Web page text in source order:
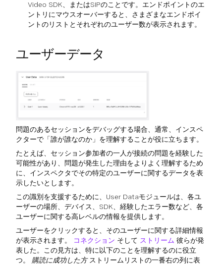
Video SDK、またはSIPのことです。エンドポイントのエ
ントリにマウスオーバーすると、さまざまなエンドポイ
ントのリストとそれぞれのユーザー数が表示されます。
ユーザーデータ
問題のあるセッションをデバッグする場合、通常、インスペ
クターで「誰が誰なのか」を理解することが役に立ちます。
たとえば、セッション参加者の一人が接続の問題を経験した
可能性があり、問題が発生した理由をよりよく理解するため
に、インスペクタでその特定のユーザーに関するデータを表
示したいとします。
この識別を支援するために、User Dataモジュールは、各ユ
ーザーの場所、デバイス、SDK、経験したエラー数など、各
ユーザーに関する高レベルの情報を提供します。
ユーザーをクリックすると、そのユーザーに関する詳細情報
が表示されます。
コネクション そして ストリーム 彼らが発
表した。この見方は、特に以下のことを理解するのに役立
つ。 購読に成功した方ストリームリストの一番右の列に表